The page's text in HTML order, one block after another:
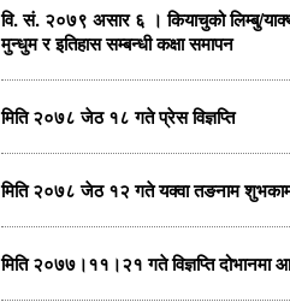
वि. सं. २०७९ असार ६ । कियाचुको लिम्बु/
मुन्धुम र इतिहास सम्बन्धी कक्षा समापन
मिति २०७८ जेठ १८ गते प्रेस विज्ञप्ति
मिति २०७८ जेठ १२ गते यक्वा तङनाम
मिति २०७७।११।२१ गते विज्ञप्ति दोभानमा